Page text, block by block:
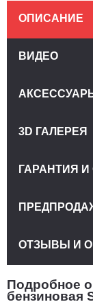
Подробное
бензиновая
ОПИСАНИЕ
ВИДЕО
3D ГАЛЕРЕЯ
ГАРАНТИЯ
ОТЗЫВЫ И